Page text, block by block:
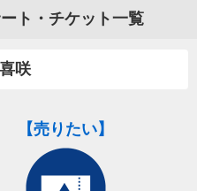
ト・チケット一覧
咲
【売りたい】